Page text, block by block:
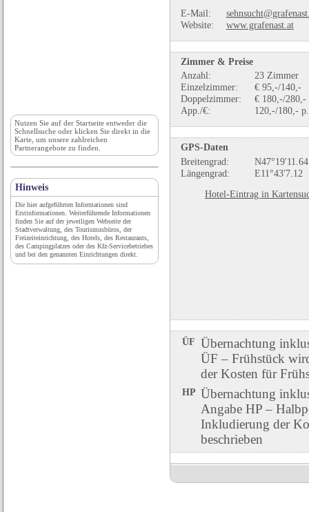
E-Mail:
Website:
www.grafenast.at
Zimmer & Preise
Anzahl:
23 Zimmer
Einzelzimmer:
€ 95,-/140,-
Doppelzimmer:
€ 180,-/280,-
App./€:
120,-/180,-
GPS-Daten
Breitengrad:
N47°19'11.64
Längengrad:
E11°43'7.12
Hotel-Eintrag in
ÜF Übernachtung
ÜF – Frühstück
der Kosten für
HP Übernachtung
Angabe HP –
Inkludierung der
beschrieben
Nutzen Sie auf der Startseite entweder die
Schnellsuche oder klicken Sie direkt in die
Karte, um unsere zahlreichen
Partnerangebote zu finden.
Hinweis
Die hier aufgeführten Informationen sind
Erstinformationen. Weiterführende Informationen
finden Sie auf der jeweiligen Webseite der
Stadtverwaltung, des Tourismusbüros, der
Freizeiteinrichtung, des Hotels, des Restaurants,
des Campingplatzes oder des Kfz-Servicebetriebes
und bei den genannten Einrichtungen direkt.